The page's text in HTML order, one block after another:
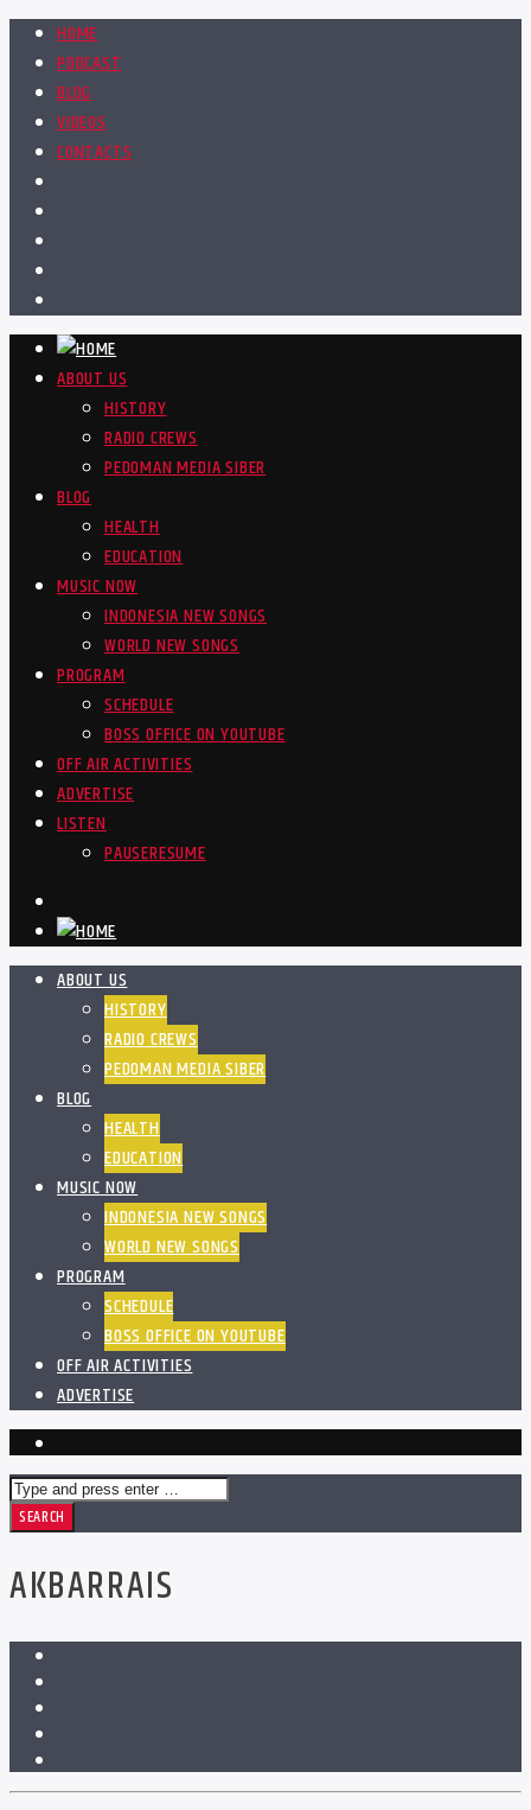
HOME
PODCAST
BLOG
VIDEOS
CONTACTS
ABOUT US
HISTORY
RADIO CREWS
PEDOMAN MEDIA SIBER
BLOG
HEALTH
EDUCATION
MUSIC NOW
INDONESIA NEW SONGS
WORLD NEW SONGS
PROGRAM
SCHEDULE
BOSS OFFICE ON YOUTUBE
OFF AIR ACTIVITIES
ADVERTISE
LISTEN
PAUSERESUME
ABOUT US
HISTORY
RADIO CREWS
PEDOMAN MEDIA SIBER
BLOG
HEALTH
EDUCATION
MUSIC NOW
INDONESIA NEW SONGS
WORLD NEW SONGS
PROGRAM
SCHEDULE
BOSS OFFICE ON YOUTUBE
OFF AIR ACTIVITIES
ADVERTISE
AKBARRAIS